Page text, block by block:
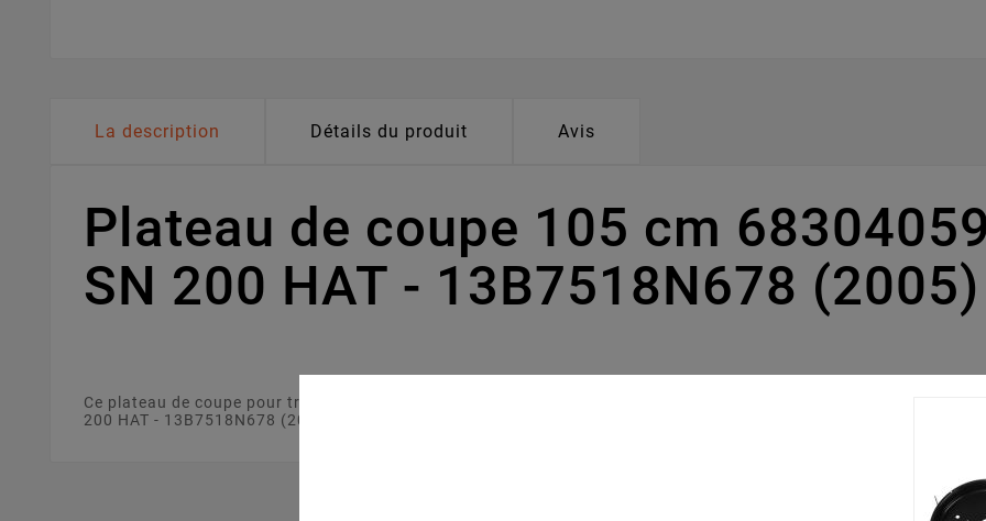
La description Détails du produit Avis
Plateau de coupe 105 cm
SN 200 HAT - 13B7518N678 (2005)
Ce plateau de coupe pour tracteur tondeuse de 105 cm s'adapte sur le tracteur tondeuse MTD - SN 200 HAT -
200 HAT - 13B7518N678 (2005). Ce plateau de coupe est fabriqué à partir d'un matériau solide et résistant.